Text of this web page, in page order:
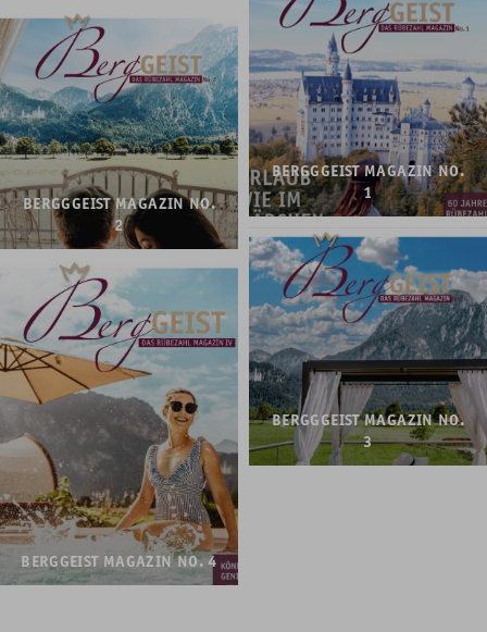
BERGGGEIST MAGAZIN NO.
2
Hier klicken zum lesen.
BERGGGEIST MAGAZIN NO.
1
Hier klicken zum lesen.
BERGGGEIST MAGAZIN NO.
3
BERGGEIST MAGAZIN NO. 4